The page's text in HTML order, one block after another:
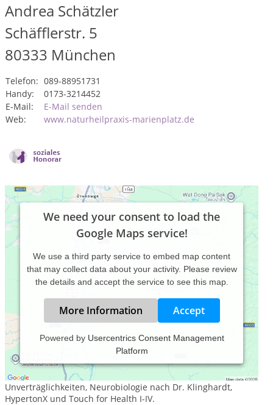
Andrea Schätzler
Schäfflerstr. 5
80333 München
Telefon: 089-88951731
Handy:
0173-3214452
E-Mail:
E-Mail senden
Web:
www.naturheilpraxis-marienplatz.de
We need your consent to load the
Google Maps service!
We use a third party service to embed map content
that may collect data about your activity. Please review
the details and accept the service to see this map.
More Information Accept
Powered by Usercentrics Consent Management
Platform
NAET Therapie zur Behandlung von Allergien und
Unverträglichkeiten, Neurobiologie nach Dr. Klinghardt,
HypertonX und Touch for Health I-IV.